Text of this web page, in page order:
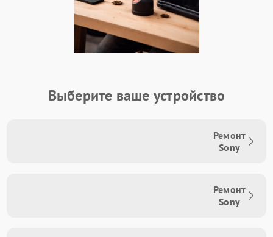
Выберите ваше устройство
Ремонт
Sony
Ремонт
Sony